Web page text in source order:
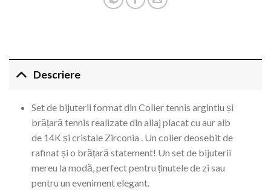
Descriere
Set de bijuterii format din Colier tennis argintiu și
brățară tennis realizate din aliaj placat cu aur alb
de 14K și cristale Zirconia . Un colier deosebit de
rafinat și o brățară statement! Un set de bijuterii
mereu la modă, perfect pentru ținutele de zi sau
pentru un eveniment elegant.